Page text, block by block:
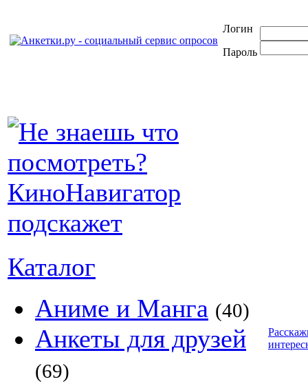
Логин
Пароль
Каталог
Аниме и Манга (40)
Анкеты для друзей
(69)